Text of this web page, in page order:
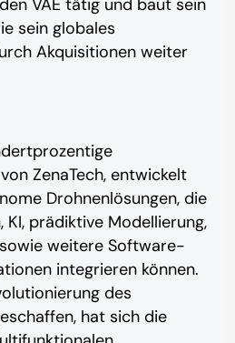
VAE tätig und baut sein
sein globales
Akquisitionen weiter
ZenaTech, entwickelt
Drohnenlösungen, die
KI, prädiktive Modellierung,
weitere Software-
integrieren können.
des
hat sich die